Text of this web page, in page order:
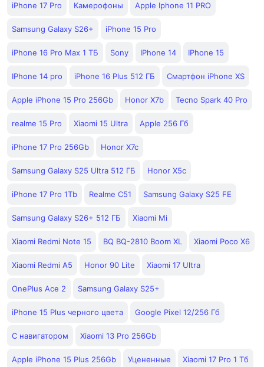
iPhone 17 Pro Камерофоны Apple Iphone 11 PRO
Samsung Galaxy S26+ iPhone 15 Pro
iPhone 16 Pro Max 1 ТБ Sony IPhone 14 IPhone 15
IPhone 14 pro iPhone 16 Plus 512 ГБ Смартфон iPhone XS
Apple iPhone 15 Pro 256Gb Honor X7b Tecno Spark 40 Pro
realme 15 Pro Xiaomi 15 Ultra Apple 256 Гб
iPhone 17 Pro 256Gb Honor X7c
Samsung Galaxy S25 Ultra 512 ГБ Honor X5c
iPhone 17 Pro 1Tb Realme C51 Samsung Galaxy S25 FE
Samsung Galaxy S26+ 512 ГБ Xiaomi Mi
Xiaomi Redmi Note 15 BQ BQ-2810 Boom XL Xiaomi Poco X6
Xiaomi Redmi A5 Honor 90 Lite Xiaomi 17 Ultra
OnePlus Ace 2 Samsung Galaxy S25+
iPhone 15 Plus черного цвета Google Pixel 12/256 Гб
С навигатором Xiaomi 13 Pro 256Gb
Apple iPhone 15 Plus 256Gb Уцененные Xiaomi 17 Pro 1 Тб